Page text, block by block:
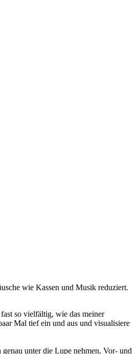
wie Kassen und Musik reduziert.
so vielfältig, wie das meiner
Mal tief ein und aus und visualisiere
unter die Lupe nehmen, Vor- und